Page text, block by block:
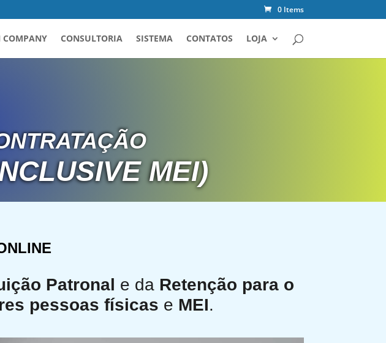
0 Items
COMPANY CONSULTORIA SISTEMA CONTATOS LOJA
MEI)
Patronal e da Retenção para o
pessoas físicas e MEI.